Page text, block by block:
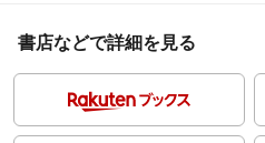
書店などで詳細を見る